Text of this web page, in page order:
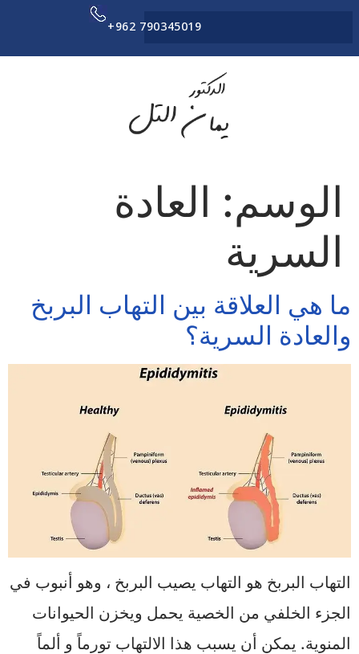
+962 790345019
الوسم: العادة
السرية
ما هي العلاقة بين التهاب البربخ
والعادة السرية؟
التهاب البربخ هو التهاب يصيب البربخ ، وهو أنبوب في
الجزء الخلفي من الخصية يحمل ويخزن الحيوانات
المنوية. يمكن أن يسبب هذا الالتهاب تورماً و ألماً